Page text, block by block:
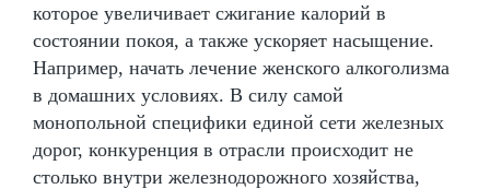
которое увеличивает сжигание калорий в
состоянии покоя, а также ускоряет насыщение.
Например, начать лечение женского алкоголизма
в домашних условиях. В силу самой
монопольной специфики единой сети железных
дорог, конкуренция в отрасли происходит не
столько внутри железнодорожного хозяйства,